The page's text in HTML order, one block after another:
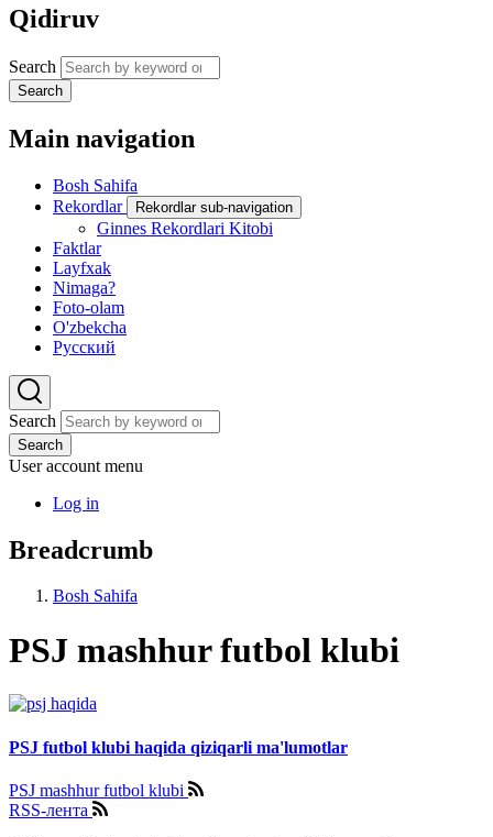
Qidiruv
Search
Search
Main navigation
Bosh Sahifa
Rekordlar
Rekordlar sub-navigation
Ginnes Rekordlari Kitobi
Faktlar
Layfxak
Nimaga?
Foto-olam
O'zbekcha
Русский
Search
Search
User account menu
Log in
Breadcrumb
Bosh Sahifa
PSJ mashhur futbol klubi
PSJ futbol klubi haqida qiziqarli ma'lumotlar
PSJ mashhur futbol klubi
RSS-лента